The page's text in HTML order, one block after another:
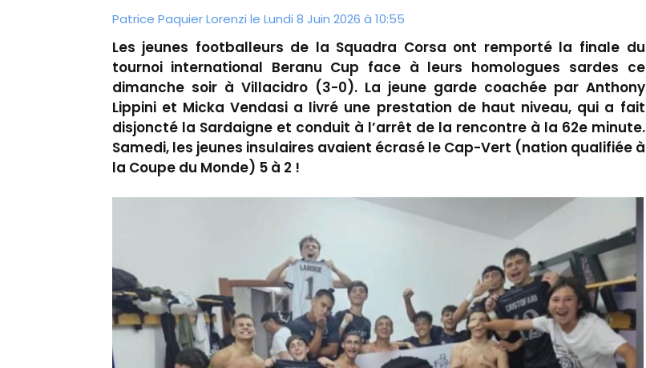
Patrice Paquier Lorenzi le Lundi 8 Juin 2026 à 10:55
Les jeunes footballeurs de la Squadra Corsa ont remporté la finale du
tournoi international Beranu Cup face à leurs homologues sardes ce
dimanche soir à Villacidro (3-0). La jeune garde coachée par Anthony
Lippini et Micka Vendasi a livré une prestation de haut niveau, qui a fait
disjoncté la Sardaigne et conduit à l’arrêt de la rencontre à la 62e minute.
Samedi, les jeunes insulaires avaient écrasé le Cap-Vert (nation qualifiée à
la Coupe du Monde) 5 à 2 !